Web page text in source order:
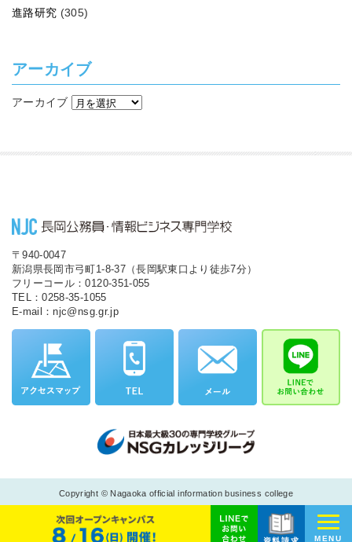
進路研究 (305)
アーカイブ
アーカイブ
〒940-0047
新潟県長岡市弓町1-8-37（長岡駅東口より徒歩7分）
フリーコール：0120-351-055
TEL：0258-35-1055
E-mail：njc@nsg.gr.jp
Copyright © Nagaoka official information business college
MENU